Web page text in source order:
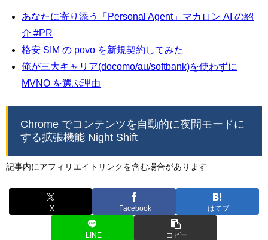
あなたに寄り添う「Personal Agent」マカロン AI の紹
介 #PR
格安 SIM の povo を新規契約してみた
俺が三大キャリア(docomo/au/softbank)を使わずに
MVNO を選ぶ理由
Chrome でコンテンツを自動的に夜間モードに
する拡張機能 Night Shift
記事内にアフィリエイトリンクを含む場合があります
X Facebook はてブ
LINE コピー